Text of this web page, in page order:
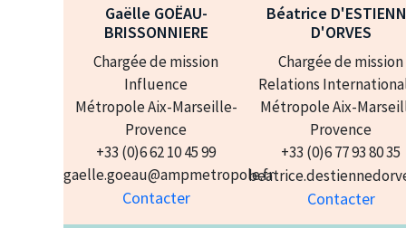
Gaëlle GOËAU-
BRISSONNIERE
Chargée de mission
Influence
Métropole Aix-Marseille-
Provence
+33 (0)6 62 10 45 99
gaelle.goeau@ampmetropole.fr
Contacter
Béatrice
D'ORVES
Chargée de mission
Relations
Métropole Aix-
Provence
+33 (0)6 77 93 80 35
Contacter